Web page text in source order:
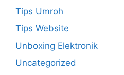
Tips Umroh
Tips Website
Unboxing Elektronik
Uncategorized